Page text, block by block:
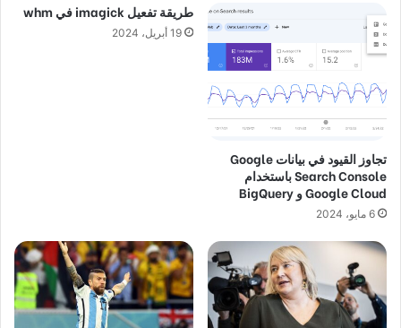
تجاوز القيود في بيانات Google
Search Console باستخدام
Google Cloud و BigQuery
6 مايو، 2024
طريقة تفعيل imagick في whm
19 أبريل، 2024